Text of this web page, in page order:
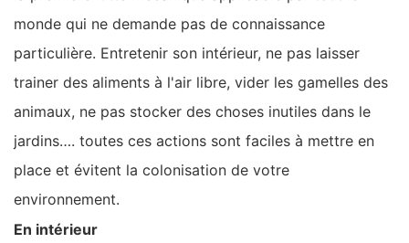
monde qui ne demande pas de connaissance
particulière. Entretenir son intérieur, ne pas laisser
trainer des aliments à l'air libre, vider les gamelles des
animaux, ne pas stocker des choses inutiles dans le
jardins…. toutes ces actions sont faciles à mettre en
place et évitent la colonisation de votre
environnement.
En intérieur